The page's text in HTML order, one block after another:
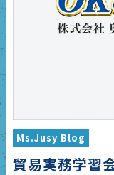
Ms.Jusy Blog
貿易実務学習